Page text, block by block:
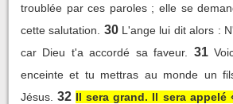
troublée par ces paroles ; elle se
cette salutation.
30 L'ange lui dit alors :
car Dieu t'a accordé sa faveur.
31
enceinte et tu mettras au monde un
Jésus. 32 Il sera grand. Il sera appelé